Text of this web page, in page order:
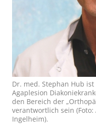
Dr. med. Stephan Hub
Agaplesion
den Bereich der
verantwortlich sein
Ingelheim).